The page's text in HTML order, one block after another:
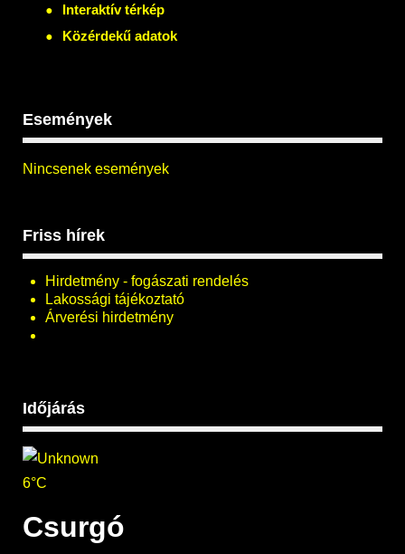
Interaktív térkép
Közérdekű adatok
Események
Nincsenek események
Friss hírek
Hirdetmény - fogászati rendelés
Lakossági tájékoztató
Árverési hirdetmény
Időjárás
6°C
Csurgó